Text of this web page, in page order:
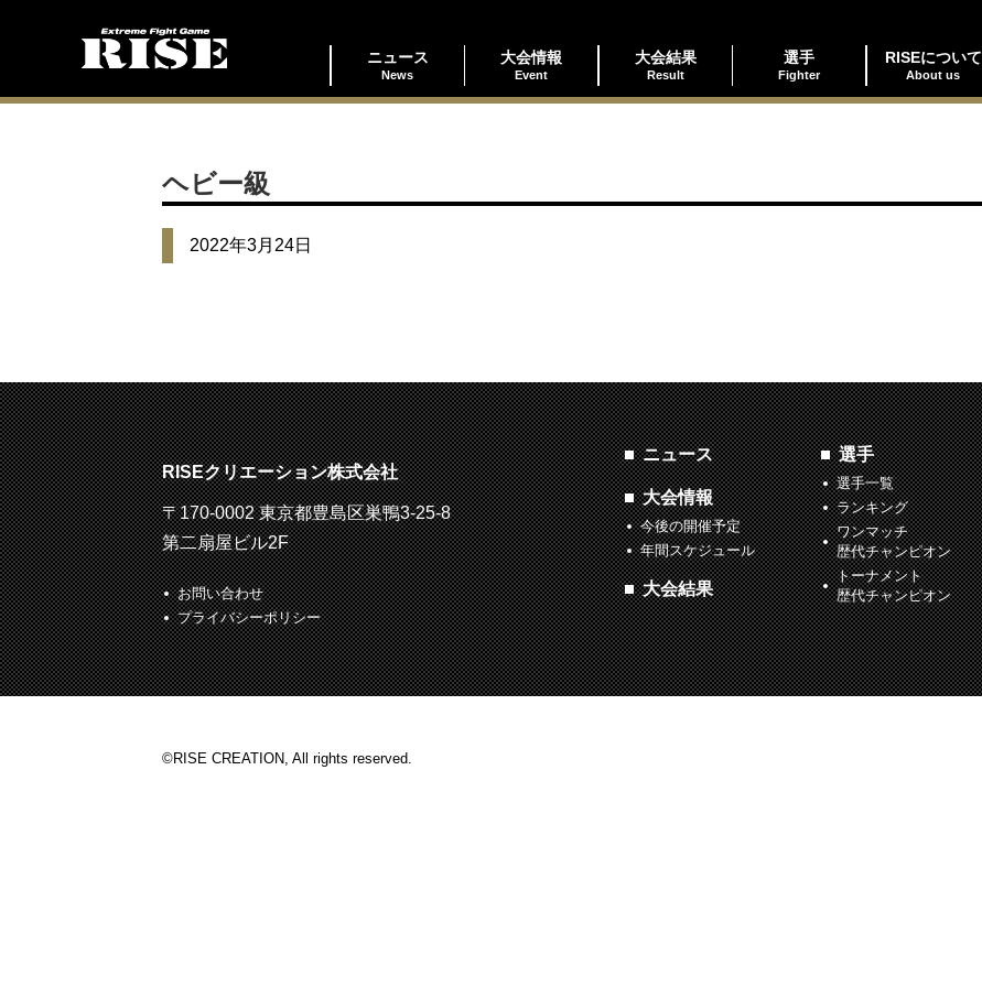
ニュース
News
大会情報
Event
大会結果
Result
選手
Fighter
RISEについて
About us
ヘビー級
2022年3月24日
RISEクリエーション株式会社
〒170-0002 東京都豊島区巣鴨3-25-8
第二扇屋ビル2F
お問い合わせ
プライバシーポリシー
ニュース
大会情報
今後の開催予定
年間スケジュール
大会結果
選手
選手一覧
ランキング
ワンマッチ
歴代チャンピオン
トーナメント
歴代チャンピオン
©RISE CREATION, All rights reserved.